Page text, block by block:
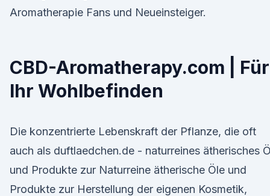
Aromatherapie Fans und Neueinsteiger.
CBD-Aromatherapy.com | Für
Ihr Wohlbefinden
Die konzentrierte Lebenskraft der Pflanze, die oft
auch als duftlaedchen.de - naturreines ätherisches
und Produkte zur Naturreine ätherische Öle und
Produkte zur Herstellung der eigenen Kosmetik,